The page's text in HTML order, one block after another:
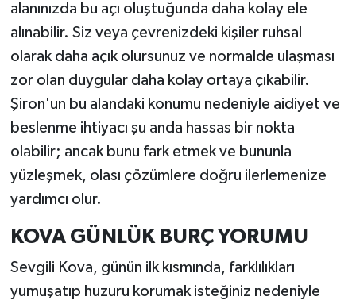
alanınızda bu açı oluştuğunda daha kolay ele
alınabilir. Siz veya çevrenizdeki kişiler ruhsal
olarak daha açık olursunuz ve normalde ulaşması
zor olan duygular daha kolay ortaya çıkabilir.
Şiron'un bu alandaki konumu nedeniyle aidiyet ve
beslenme ihtiyacı şu anda hassas bir nokta
olabilir; ancak bunu fark etmek ve bununla
yüzleşmek, olası çözümlere doğru ilerlemenize
yardımcı olur.
KOVA GÜNLÜK BURÇ YORUMU
Sevgili Kova, günün ilk kısmında, farklılıkları
yumuşatıp huzuru korumak isteğiniz nedeniyle